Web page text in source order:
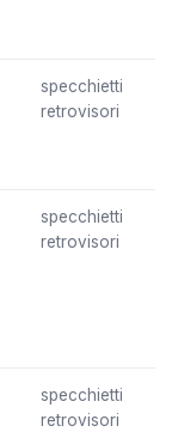
specchietti
retrovisori
specchietti
retrovisori
specchietti
retrovisori